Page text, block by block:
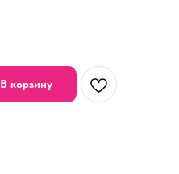
В корзину